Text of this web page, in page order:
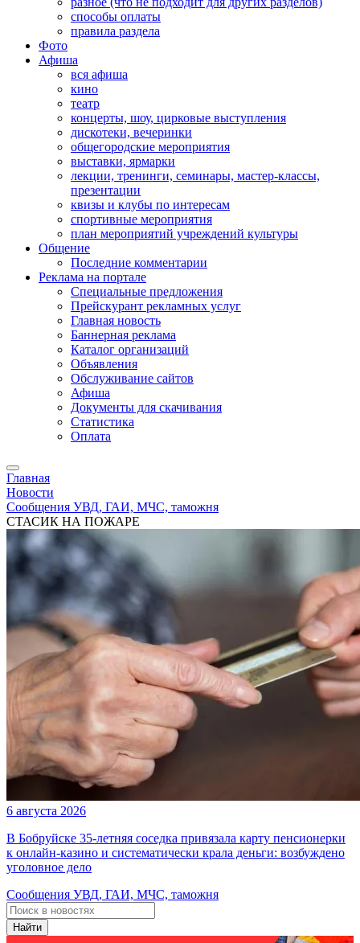
способы оплаты
правила раздела
Фото
Афиша
вся афиша
кино
театр
концерты, шоу, цирковые выступления
дискотеки, вечеринки
общегородские мероприятия
выставки, ярмарки
лекции, тренинги, семинары, мастер-классы,
презентации
квизы и клубы по интересам
спортивные мероприятия
план мероприятий учреждений культуры
Общение
Последние комментарии
Реклама на портале
Специальные предложения
Прейскурант рекламных услуг
Главная новость
Баннерная реклама
Каталог организаций
Объявления
Обслуживание сайтов
Афиша
Документы для скачивания
Статистика
Оплата
Главная
Новости
Сообщения УВД, ГАИ, МЧС, таможня
СТАСИК НА ПОЖАРЕ
6 августа 2026
В Бобруйске 35-летняя соседка привязала карту пенсионерки
к онлайн-казино и систематически крала деньги: возбуждено
уголовное дело
Сообщения УВД, ГАИ, МЧС, таможня
Найти